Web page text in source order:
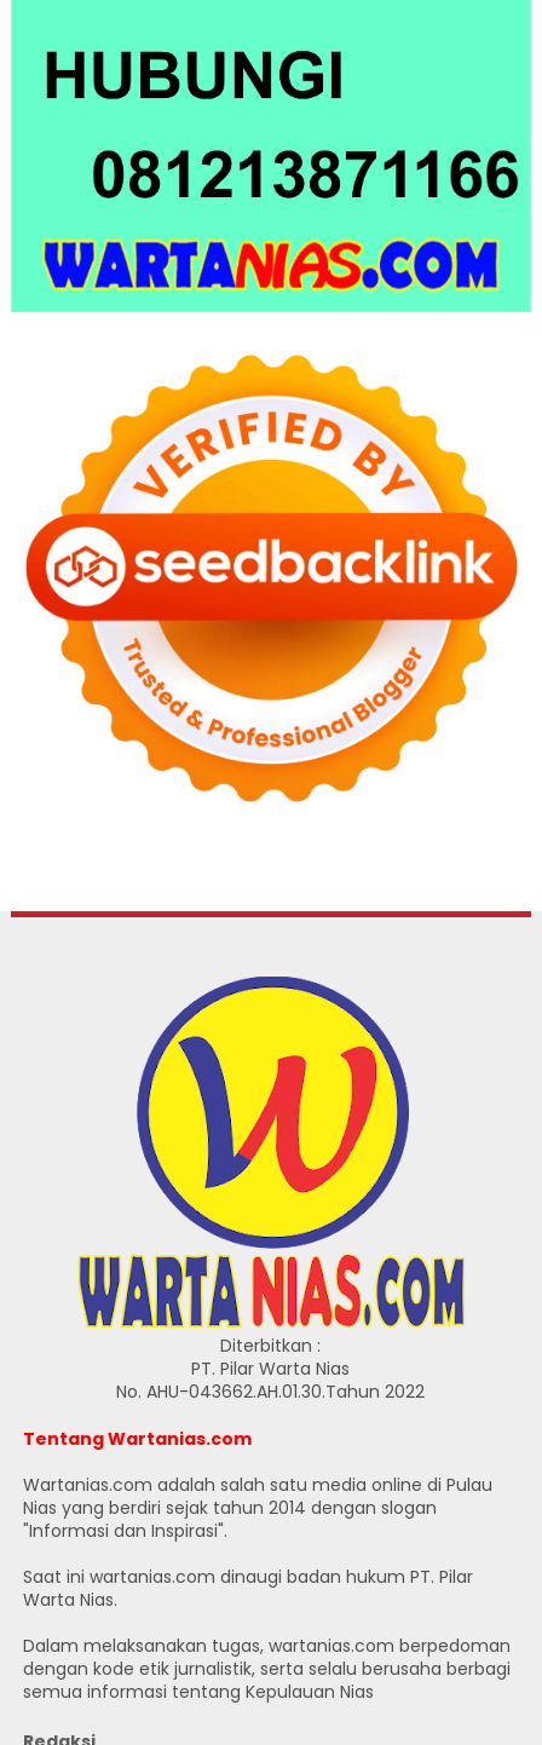
Diterbitkan :
PT. Pilar Warta Nias
No. AHU-043662.AH.01.30.Tahun 2022
Tentang Wartanias.com
Wartanias.com adalah salah satu media online di Pulau
Nias yang berdiri sejak tahun 2014 dengan slogan
"Informasi dan Inspirasi".
Saat ini wartanias.com dinaugi badan hukum PT. Pilar
Warta Nias.
Dalam melaksanakan tugas, wartanias.com berpedoman
dengan kode etik jurnalistik, serta selalu berusaha berbagi
semua informasi tentang Kepulauan Nias